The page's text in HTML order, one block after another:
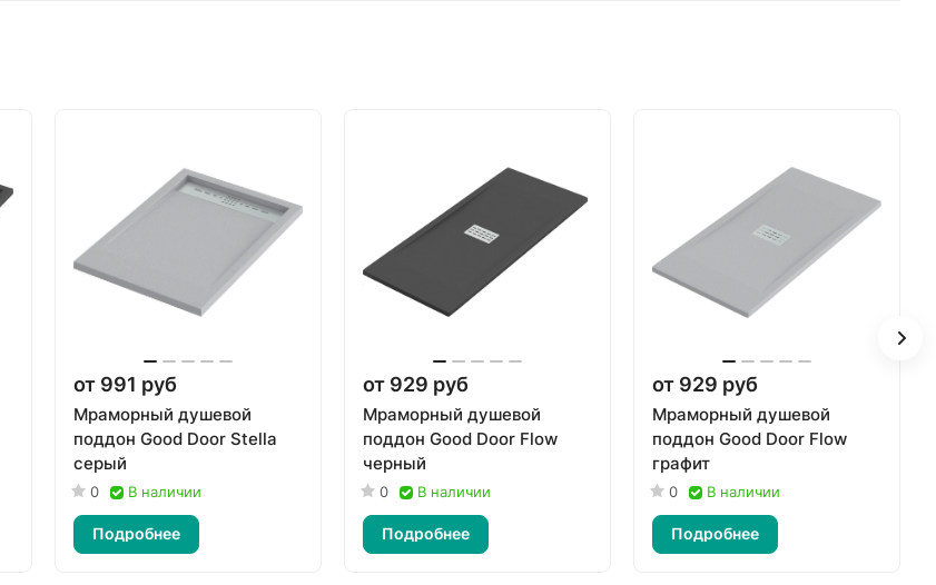
от 991 руб
Мраморный душевой
поддон Good Door Stella
серый
0 В наличии
Подробнее
от 929 руб
Мраморный душевой
поддон Good Door Flow
черный
0 В наличии
Подробнее
от 929 руб
Мраморный душевой
поддон Good Door Flow
графит
0 В наличии
Подробнее